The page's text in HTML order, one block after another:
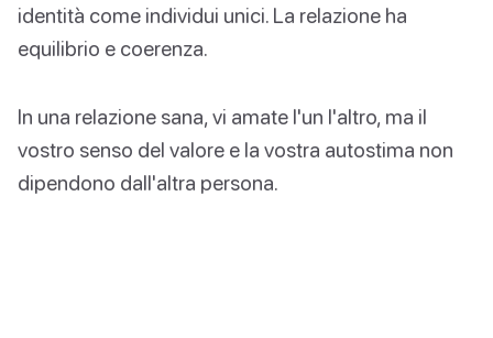
identità come individui unici. La relazione ha
equilibrio e coerenza.
In una relazione sana, vi amate l'un l'altro, ma il
vostro senso del valore e la vostra autostima non
dipendono dall'altra persona.